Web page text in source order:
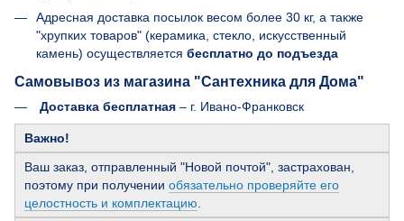
Адресная доставка посылок весом более 30 кг, а также
"хрупких товаров" (керамика, стекло, искусственный
камень) осуществляется бесплатно до подъезда
Самовывоз из магазина "Сантехника для Дома"
Доставка бесплатная – г. Ивано-Франковск
Важно!
Ваш заказ, отправленный "Новой почтой", застрахован,
поэтому при получении обязательно проверяйте его
целостность и комплектацию